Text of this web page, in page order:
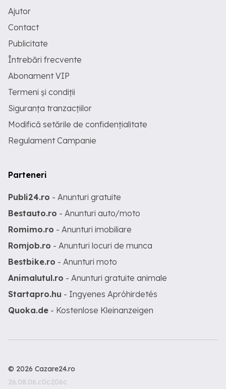
Ajutor
Contact
Publicitate
Întrebări frecvente
Abonament VIP
Termeni și condiții
Siguranța tranzacțiilor
Modifică setările de confidențialitate
Regulament Campanie
Parteneri
Publi24.ro - Anunturi gratuite
Bestauto.ro - Anunturi auto/moto
Romimo.ro - Anunturi imobiliare
Romjob.ro - Anunturi locuri de munca
Bestbike.ro - Anunturi moto
Animalutul.ro - Anunturi gratuite animale
Startapro.hu - Ingyenes Apróhirdetés
Quoka.de - Kostenlose Kleinanzeigen
© 2026 Cazare24.ro
26.08.06.c0c206c